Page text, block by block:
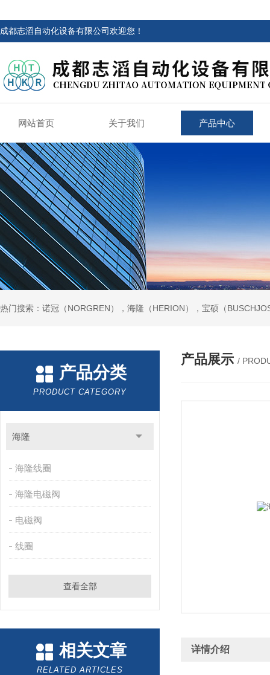
成都志滔自动化设备有限公司欢迎您！
网站首页 关于我们 产品中心
热门搜索：诺冠（NORGREN），海隆（HERION），宝硕（
产品分类
PRODUCT CATEGORY
海隆
海隆线圈
海隆电磁阀
电磁阀
线圈
查看全部
相关文章
RELATED ARTICLES
产品展示 /
详情介绍